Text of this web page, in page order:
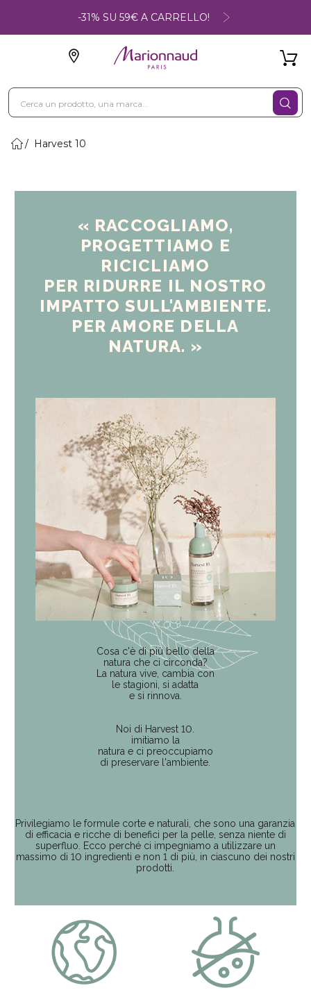
-31% SU 59€ A CARRELLO!
Harvest 10
« RACCOGLIAMO,
PROGETTIAMO E
RICICLIAMO
PER RIDURRE IL NOSTRO
IMPATTO SULL'AMBIENTE.
PER AMORE DELLA
NATURA. »
Cosa c'è di più bello della
natura che ci circonda?
La natura vive, cambia con
le stagioni, si adatta
e si rinnova.
Noi di Harvest 10.
imitiamo la
natura e ci preoccupiamo
di preservare l'ambiente.
Privilegiamo le formule corte e naturali, che sono una garanzia
di efficacia e ricche di benefici per la pelle, senza niente di
superfluo. Ecco perché ci impegniamo a utilizzare un
massimo di 10 ingredienti e non 1 di più, in ciascuno dei nostri
prodotti.